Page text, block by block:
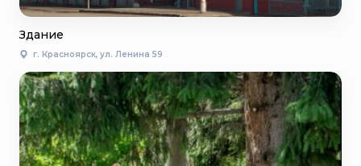
Здание
г. Красноярск, ул. Ленина 59